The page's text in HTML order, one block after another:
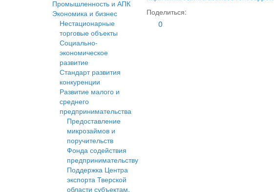
Промышленность и АПК
Экономика и бизнес
Нестационарные
торговые объекты
Социально-
экономическое
развитие
Стандарт развития
конкуренции
Развитие малого и
среднего
предпринимательства
Предоставление
микрозаймов и
поручительств
Фонда содействия
предпринимательству
Поддержка Центра
экспорта Тверской
области субъектам,
Поделиться:
0